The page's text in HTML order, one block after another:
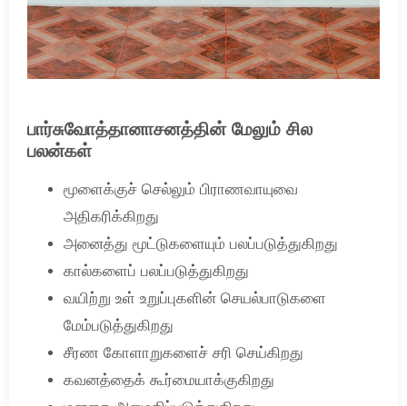
பார்சுவோத்தானாசனத்தின் மேலும் சில
பலன்கள்
மூளைக்குச் செல்லும் பிராணவாயுவை
அதிகரிக்கிறது
அனைத்து மூட்டுகளையும் பலப்படுத்துகிறது
கால்களைப் பலப்படுத்துகிறது
வயிற்று உள் உறுப்புகளின் செயல்பாடுகளை
மேம்படுத்துகிறது
சீரண கோளாறுகளைச் சரி செய்கிறது
கவனத்தைக் கூர்மையாக்குகிறது